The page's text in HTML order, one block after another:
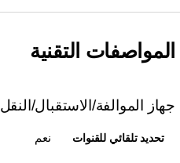
المواصفات التقنية
جهاز الموالفة/الاستقبال/النقل
تحديد تلقائي للقنوات نعم